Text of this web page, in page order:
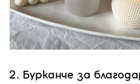
2. Бурканче за